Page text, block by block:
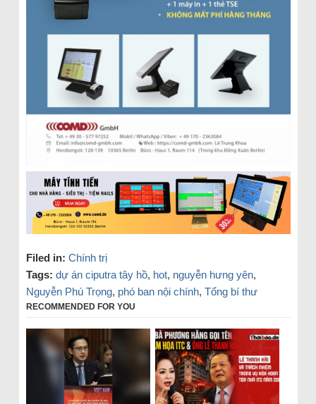
Filed in: Chính trị
Tags: dự án ciputra tây hồ, hot, nguyễn hưng yên,
Nguyễn Phú Trọng, phó ban nội chính, Tổng bí thư
RECOMMENDED FOR YOU